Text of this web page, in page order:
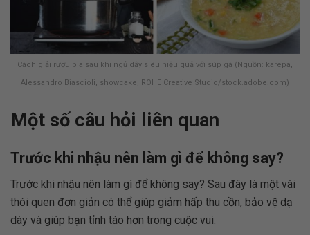
Cách giải rượu bia sau khi ngủ dậy siêu hiệu quả với súp gà (Nguồn: karepa,
Alessandro Biascioli, showcake, ROHE Creative Studio/stock.adobe.com)
Một số câu hỏi liên quan
Trước khi nhậu nên làm gì để không say?
Trước khi nhậu nên làm gì để không say? Sau đây là một vài
thói quen đơn giản có thể giúp giảm hấp thu cồn, bảo vệ dạ
dày và giúp bạn tỉnh táo hơn trong cuộc vui.